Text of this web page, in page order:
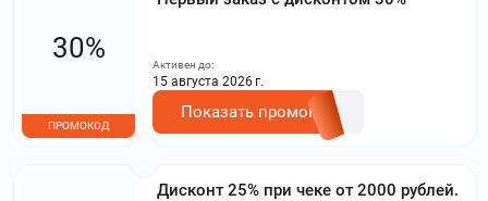
30%
ПРОМОКОД
Активен до:
15 августа 2026 г.
Показать промокод
Дисконт 25% при чеке от 2000 рублей.